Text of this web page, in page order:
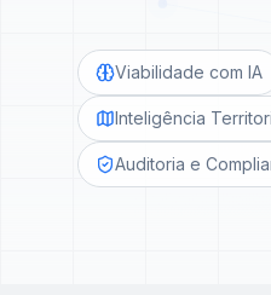
Viabilidade com IA
Inteligência
Auditoria e